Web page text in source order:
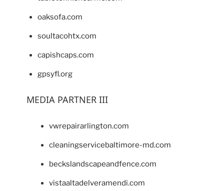
oaksofa.com
soultacohtx.com
capishcaps.com
gpsyfl.org
MEDIA PARTNER III
vwrepairarlington.com
cleaningservicebaltimore-md.com
beckslandscapeandfence.com
vistaaltadelveramendi.com